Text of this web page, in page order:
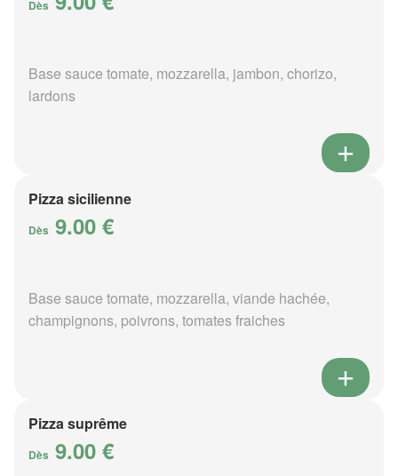
Dès
Base sauce tomate, mozzarella, jambon, chorizo,
lardons
Pizza sicilienne
Dès 9.00 €
Base sauce tomate, mozzarella, viande hachée,
champignons, poivrons, tomates fraiches
Pizza suprême
Dès 9.00 €